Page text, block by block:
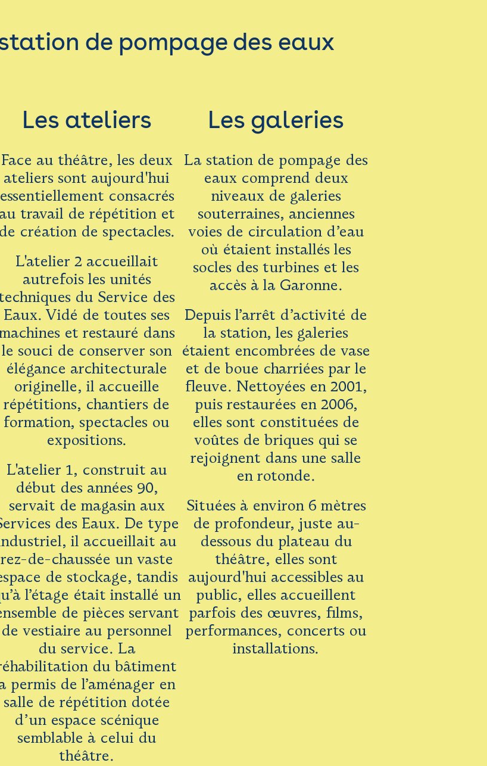
de pompage des eaux
Les ateliers
Face au théâtre, les deux
ateliers sont aujourd'hui
essentiellement consacrés
au travail de répétition et
de création de spectacles.
L'atelier 2 accueillait
autrefois les unités
du Service des
Eaux. Vidé de toutes ses
et restauré dans
le souci de conserver son
élégance architecturale
originelle, il accueille
répétitions, chantiers de
formation, spectacles ou
expositions.
L'atelier 1, construit au
début des années 90,
servait de magasin aux
des Eaux. De type
il accueillait au
rez-de-chaussée un vaste
de stockage, tandis
l’étage était installé un
de pièces servant
de vestiaire au personnel
du service. La
du bâtiment
permis de l’aménager en
salle de répétition dotée
d’un espace scénique
semblable à celui du
théâtre.
Les galeries
La station de pompage des
eaux comprend deux
niveaux de galeries
souterraines, anciennes
voies de circulation d’eau
où étaient installés les
socles des turbines et les
accès à la Garonne.
Depuis l’arrêt d’activité de
la station, les galeries
étaient encombrées de vase
et de boue charriées par le
fleuve. Nettoyées en 2001,
puis restaurées en 2006,
elles sont constituées de
voûtes de briques qui se
rejoignent dans une salle
en rotonde.
Situées à environ 6 mètres
de profondeur, juste au-
dessous du plateau du
théâtre, elles sont
aujourd'hui accessibles au
public, elles accueillent
parfois des œuvres, films,
performances, concerts ou
installations.